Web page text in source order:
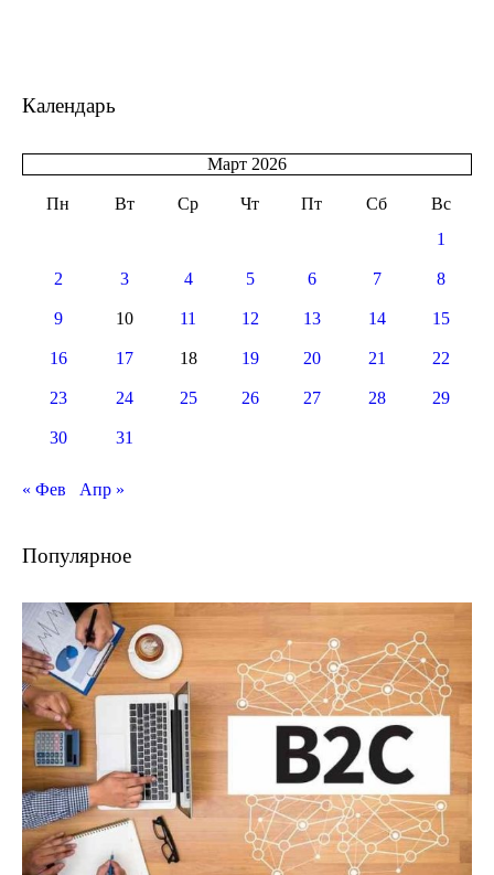
Календарь
Март 2026
Пн Вт Ср Чт Пт Сб
Вс
1
2 3 4 5 6 7 8
9 10 11 12 13 14 15
16 17 18 19 20 21 22
23 24 25 26 27 28 29
30 31
« Фев Апр »
Популярное